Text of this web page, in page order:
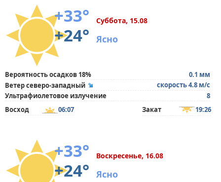
+33°
+24°
Суббота, 15.08
Ясно
Вероятность осадков 18%
0.1 мм
Ветер северо-западный
скорость 4.8 м/с
Ультрафиолетовое излучение
8
Восход
06:07 Закат 19:26
+33°
+24°
Воскресенье, 16.08
Ясно